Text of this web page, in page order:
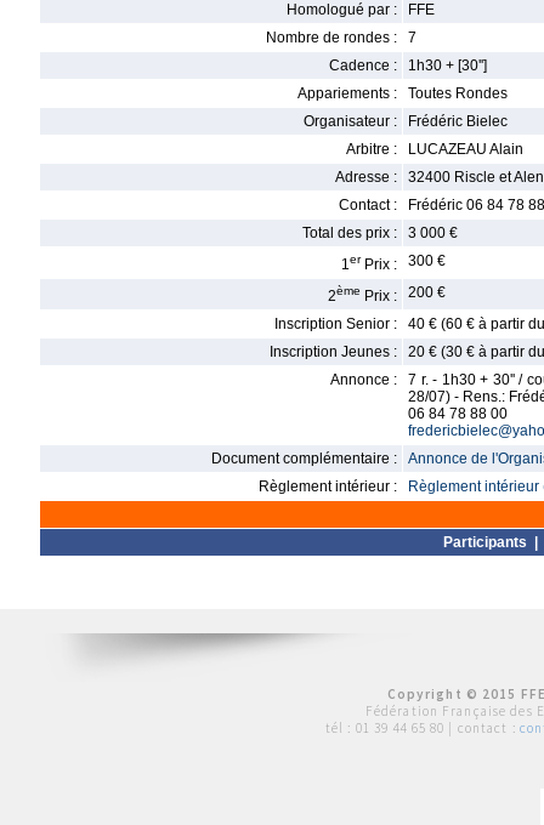
Homologué par :
FFE
Nombre de rondes :
7
Cadence :
1h30 + [30'']
Appariements :
Toutes Rondes
Organisateur :
Frédéric Bielec
Arbitre :
LUCAZEAU Alain
Adresse :
32400 Riscle et
Contact :
Frédéric 06 84 78
Total des prix :
3 000 €
1er Prix : 300 €
2ème Prix :
200 €
Inscription Senior :
40 € (60 € à partir
Inscription Jeunes :
20 € (30 € à partir
Annonce :
7 r. - 1h30 + 30'' /
28/07) - Rens.:
06 84 78 88 00
Document complémentaire :
Annonce de
Règlement intérieur :
Règlement intérieur
Participants
Copyright © 2015
Fédération Française des
tél : 01 39 44 65 80 | contact :